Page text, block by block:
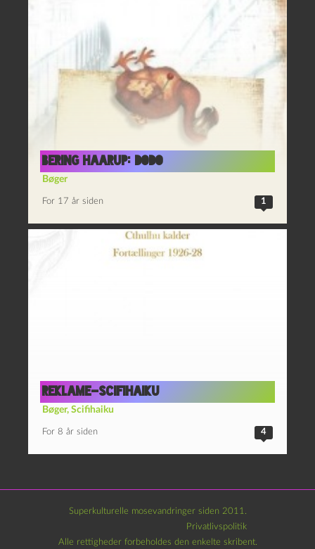
Bering Haarup: Dodo
Bøger
For 17 år siden 1
Reklame-scifihaiku
Bøger, Scifihaiku
For 8 år siden 4
Superkulturelle mosevandringer siden 2011.
Privatlivspolitik
Alle rettigheder forbeholdes den enkelte skribent.